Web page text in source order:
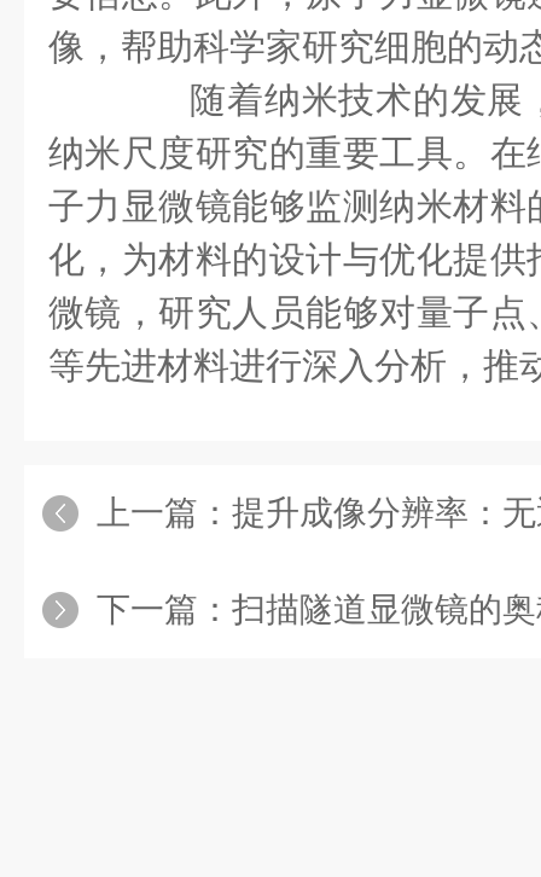
像，帮助科学家研究细胞的动
随着纳米技术的发展
纳米尺度研究的重要工具。
子力显微镜能够监测纳米材
化，为材料的设计与优化提
微镜，研究人员能够对量子
等先进材料进行深入分析，推
上一篇： 提升成像分辨率：无透
下一篇： 扫描隧道显微镜的